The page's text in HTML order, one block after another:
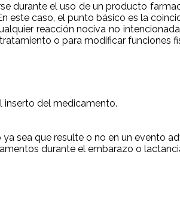
durante el uso de un producto
este caso, el punto básico es la
reacción nociva no
o para modificar funciones
inserto del medicamento.
sea que resulte o no en un evento
durante el embarazo o